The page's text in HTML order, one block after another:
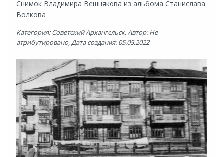
Снимок Владимира Вешнякова из альбома Станислава
Волкова
Категория: Советский Архангельск, Автор: Не
атрибутировано, Дата создания: 05.05.2022